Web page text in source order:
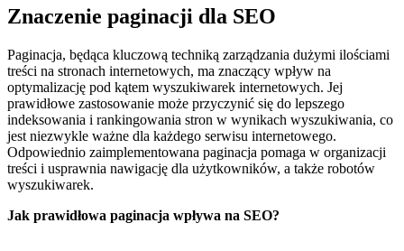
Znaczenie paginacji dla SEO
Paginacja, będąca kluczową techniką zarządzania dużymi ilościami
treści na stronach internetowych, ma znaczący wpływ na
optymalizację pod kątem wyszukiwarek internetowych. Jej
prawidłowe zastosowanie może przyczynić się do lepszego
indeksowania i rankingowania stron w wynikach wyszukiwania, co
jest niezwykle ważne dla każdego serwisu internetowego.
Odpowiednio zaimplementowana paginacja pomaga w organizacji
treści i usprawnia nawigację dla użytkowników, a także robotów
wyszukiwarek.
Jak prawidłowa paginacja wpływa na SEO?